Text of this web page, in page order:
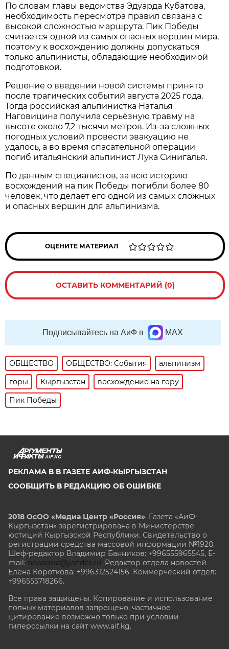
По словам главы ведомства Эдуарда Кубатова,
необходимость пересмотра правил связана с
высокой сложностью маршрута. Пик Победы
считается одной из самых опасных вершин мира,
поэтому к восхождению должны допускаться
только альпинисты, обладающие необходимой
подготовкой.
Решение о введении новой системы принято
после трагических событий августа 2025 года.
Тогда российская альпинистка Наталья
Наговицина получила серьёзную травму на
высоте около 7,2 тысячи метров. Из-за сложных
погодных условий провести эвакуацию не
удалось, а во время спасательной операции
погиб итальянский альпинист Лука Синигалья.
По данным специалистов, за всю историю
восхождений на пик Победы погибли более 80
человек, что делает его одной из самых сложных
и опасных вершин для альпинизма.
ОЦЕНИТЕ МАТЕРИАЛ
ОСТАВИТЬ КОММЕНТАРИЙ (0)
Подписывайтесь на АиФ в MAX
ОБЩЕСТВО ОБЩЕСТВО: События
альпинизм
горы
Кыргызстан
восхождение на гору
Пик Победы
AIF.KG
РЕКЛАМА В В ГАЗЕТЕ АИФ-КЫРГЫЗСТАН
СООБЩИТЬ В РЕДАКЦИЮ ОБ ОШИБКЕ
2018 ОсОО «Медиа Центр «Россия». Газета «АиФ-
Кыргызстан» зарегистрирована в Министерстве
юстиций Кыргызской Республики. Свидетельство о
регистрации средства массовой информации №1920.
Шеф-редактор Владимир Банников: +996555965545, E-
mail: newsasia@yandex.ru. Редактор отдела новостей
Елена Короткова: +996312524156. Коммерческий отдел:
+996555718266.
Все права защищены. Копирование и использование
полных материалов запрещено, частичное
цитирование возможно только при условии
гиперссылки на сайт www.aif.kg.